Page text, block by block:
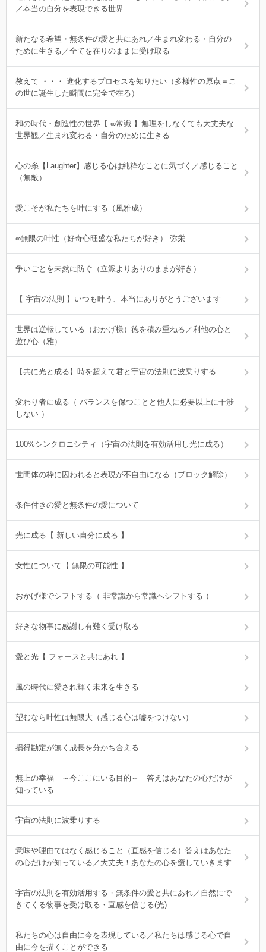
／本当の自分を表現できる世界
新たなる希望・無条件の愛と共にあれ／生まれ変わる・自分の
ために生きる／全てを在りのままに受け取る
教えて ・・・ 進化するプロセスを知りたい（多様性の原点＝こ
の世に誕生した瞬間に完全で在る）
和の時代・創造性の世界【 ∞常識 】無理をしなくても大丈夫な
世界観／生まれ変わる・自分のために生きる
心の糸【Laughter】感じる心は純粋なことに気づく／感じること
（無敵）
愛こそが私たちを叶にする（風雅成）
∞無限の叶性（好奇心旺盛な私たちが好き） 弥栄
争いごとを未然に防ぐ（立派よりありのままが好き）
【 宇宙の法則 】いつも叶う、本当にありがとうございます
世界は逆転している（おかげ様）徳を積み重ねる／利他の心と
遊び心（雅）
【共に光と成る】時を超えて君と宇宙の法則に波乗りする
変わり者に成る（ バランスを保つことと他人に必要以上に干渉
しない ）
100%シンクロニシティ（宇宙の法則を有効活用し光に成る）
世間体の枠に囚われると表現が不自由になる（ブロック解除）
条件付きの愛と無条件の愛について
光に成る【 新しい自分に成る 】
女性について【 無限の可能性 】
おかげ様でシフトする（ 非常識から常識へシフトする ）
好きな物事に感謝し有難く受け取る
愛と光【 フォースと共にあれ 】
風の時代に愛され輝く未来を生きる
望むなら叶性は無限大（感じる心は嘘をつけない）
損得勘定が無く成長を分かち合える
無上の幸福 ～今ここにいる目的～ 答えはあなたの心だけが
知っている
宇宙の法則に波乗りする
意味や理由ではなく感じること（直感を信じる）答えはあなた
の心だけが知っている／大丈夫！あなたの心を癒していきます
宇宙の法則を有効活用する・無条件の愛と共にあれ／自然にで
きてくる物事を受け取る・直感を信じる(光)
私たちの心は自由に今を表現している／私たちは感じる心で自
由に今を描くことができる